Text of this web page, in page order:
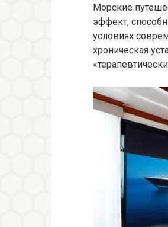
Морские
эффект,
условиях
хроническая